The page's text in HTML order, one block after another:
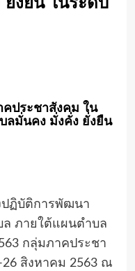
ประชาสังคม ใน
ลมั่นคง มั่งคั่ง ยั่งยืน
ปฏิบัติการพัฒนา
ภายใต้แผนตำบล
กลุ่มภาคประชา
สิงหาคม 2563 ณ